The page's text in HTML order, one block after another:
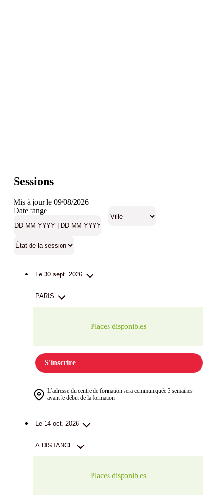
Sessions
Mis à jour le 09/08/2026
Date range
Le 30 sept. 2026
PARIS
Places disponibles
S'inscrire
L’adresse du centre de formation sera communiquée 3 semaines
avant le début de la formation
Le 14 oct. 2026
A DISTANCE
Places disponibles